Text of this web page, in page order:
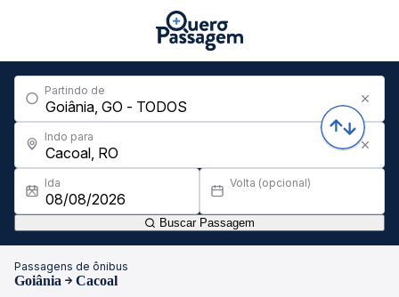
Partindo de
Indo para
Ida Volta (opcional)
Buscar Passagem
Passagens de ônibus
Goiânia Cacoal